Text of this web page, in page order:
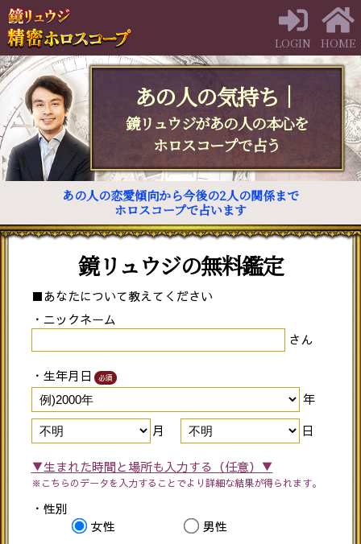
LOGIN HOME
あの人の気持ち｜
鏡リュウジがあの人の本心を
ホロスコープで占う
あの人の恋愛傾向から今後の2人の関係まで
ホロスコープで占います
鏡リュウジの無料鑑定
■あなたについて教えてください
・ニックネーム
さん
・生年月日 必須
年
月
日
▼生まれた時間と場所も入力する（任意）▼
※こちらのデータを入力することでより詳細な結果が得られます。
・性別
女性
男性